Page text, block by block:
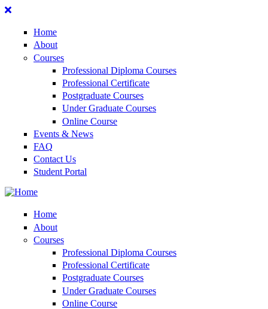
Home
About
Courses
Professional Diploma Courses
Professional Certificate
Postgraduate Courses
Under Graduate Courses
Online Course
Events & News
FAQ
Contact Us
Student Portal
Home
About
Courses
Professional Diploma Courses
Professional Certificate
Postgraduate Courses
Under Graduate Courses
Online Course